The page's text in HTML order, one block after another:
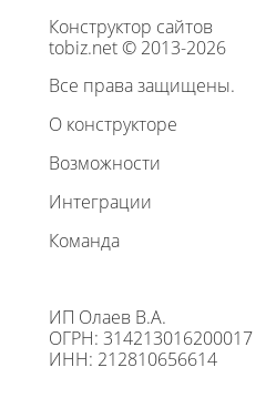
Конструктор сайтов
tobiz.net © 2013-2026
Все права защищены.
О конструкторе
Возможности
Интеграции
Команда
ИП Олаев В.А.
ОГРН: 314213016200017
ИНН: 212810656614